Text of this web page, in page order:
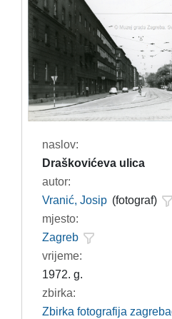
naslov:
Draškovićeva ulica
autor:
Vranić, Josip (fotograf)
mjesto:
Zagreb
vrijeme:
1972. g.
zbirka:
Zbirka fotografija